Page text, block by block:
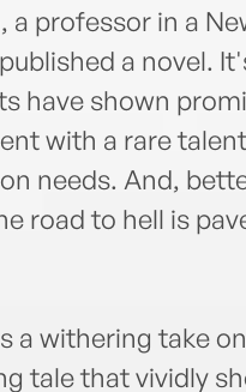
a professor in a
a novel.
have shown
with a rare
needs. And,
road to hell is
a withering take
tale that vividly